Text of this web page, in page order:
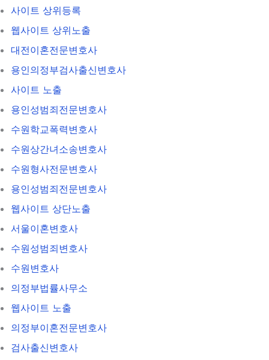
사이트 상위등록
웹사이트 상위노출
대전이혼전문변호사
용인의정부검사출신변호사
사이트 노출
용인성범죄전문변호사
수원학교폭력변호사
수원상간녀소송변호사
수원형사전문변호사
용인성범죄전문변호사
웹사이트 상단노출
서울이혼변호사
수원성범죄변호사
수원변호사
의정부법률사무소
웹사이트 노출
의정부이혼전문변호사
검사출신변호사